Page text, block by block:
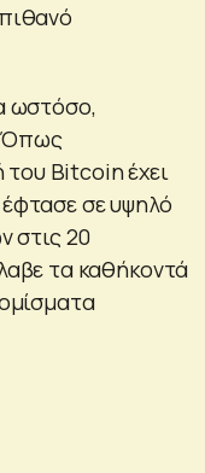
ωστόσο,
Όπως
του Bitcoin έχει
σε υψηλό
στις 20
τα καθήκοντά